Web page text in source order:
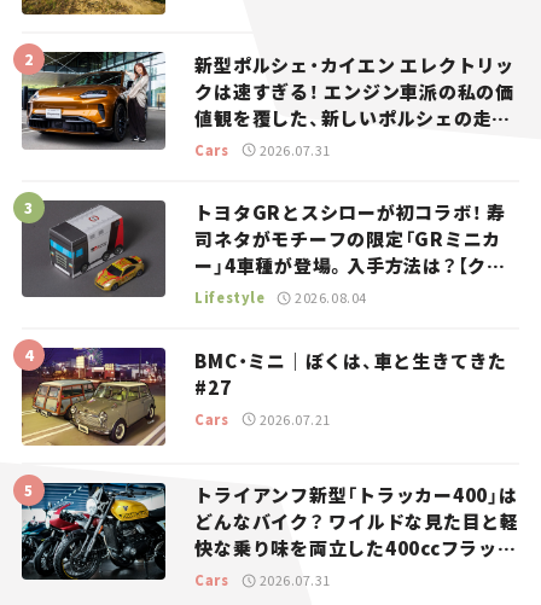
新型ポルシェ・カイエン エレクトリッ
クは速すぎる！ エンジン車派の私の価
値観を覆した、新しいポルシェの走
り。
Cars 2026.07.31
トヨタGRとスシローが初コラボ！ 寿
司ネタがモチーフの限定「GRミニカ
ー」4車種が登場。入手方法は？【クル
マとホビー】
Lifestyle 2026.08.04
BMC・ミニ｜ぼくは、車と生きてきた
#27
Cars 2026.07.21
トライアンフ新型「トラッカー400」は
どんなバイク？ ワイルドな見た目と軽
快な乗り味を両立した400ccフラット
トラッカー【試乗レビュー】
Cars 2026.07.31